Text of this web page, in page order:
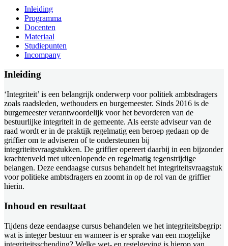
Inleiding
Programma
Docenten
Materiaal
Studiepunten
Incompany
Inleiding
‘Integriteit’ is een belangrijk onderwerp voor politiek ambtsdragers
zoals raadsleden, wethouders en burgemeester. Sinds 2016 is de
burgemeester verantwoordelijk voor het bevorderen van de
bestuurlijke integriteit in de gemeente. Als eerste adviseur van de
raad wordt er in de praktijk regelmatig een beroep gedaan op de
griffier om te adviseren of te ondersteunen bij
integriteitsvraagstukken. De griffier opereert daarbij in een bijzonder
krachtenveld met uiteenlopende en regelmatig tegenstrijdige
belangen. Deze eendaagse cursus behandelt het integriteitsvraagstuk
voor politieke ambtsdragers en zoomt in op de rol van de griffier
hierin.
Inhoud en resultaat
Tijdens deze eendaagse cursus behandelen we het integriteitsbegrip:
wat is integer bestuur en wanneer is er sprake van een mogelijke
integriteitsschending? Welke wet- en regelgeving is hierop van